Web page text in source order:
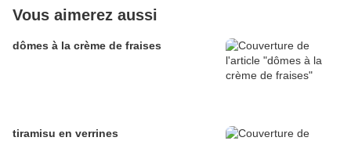
Vous aimerez aussi
dômes à la crème de fraises
tiramisu en verrines